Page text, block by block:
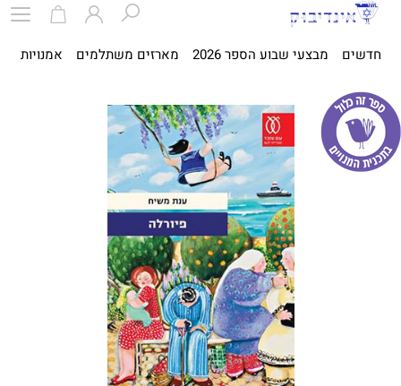
חדשים מבצעי שבוע הספר 2026 מארזים משתלמים אמנויות